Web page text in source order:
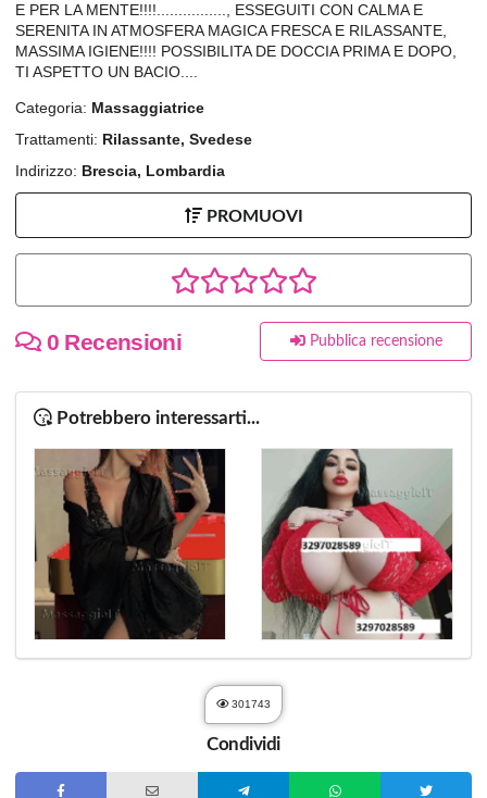
E PER LA MENTE!!!!................, ESSEGUITI CON CALMA E
SERENITA IN ATMOSFERA MAGICA FRESCA E RILASSANTE,
MASSIMA IGIENE!!!! POSSIBILITA DE DOCCIA PRIMA E DOPO,
TI ASPETTO UN BACIO....
Categoria: Massaggiatrice
Trattamenti: Rilassante, Svedese
Indirizzo: Brescia, Lombardia
PROMUOVI
0 Recensioni Pubblica recensione
Potrebbero interessarti...
301743
Condividi